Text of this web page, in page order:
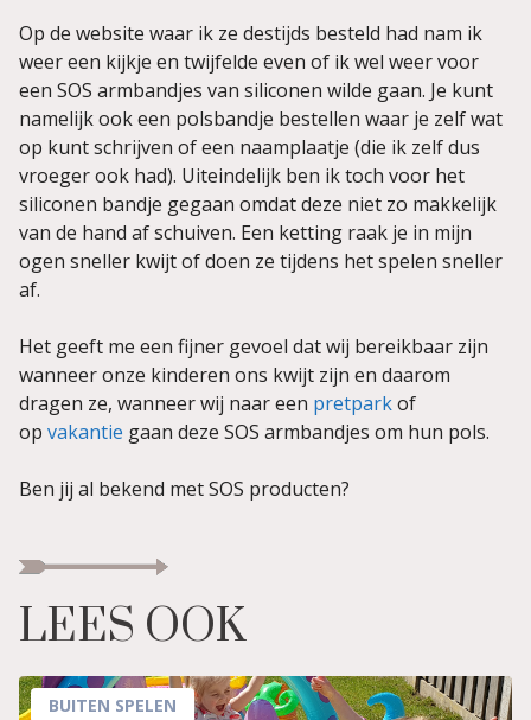
Op de website waar ik ze destijds besteld had nam ik
weer een kijkje en twijfelde even of ik wel weer voor
een SOS armbandjes van siliconen wilde gaan. Je kunt
namelijk ook een polsbandje bestellen waar je zelf wat
op kunt schrijven of een naamplaatje (die ik zelf dus
vroeger ook had). Uiteindelijk ben ik toch voor het
siliconen bandje gegaan omdat deze niet zo makkelijk
van de hand af schuiven. Een ketting raak je in mijn
ogen sneller kwijt of doen ze tijdens het spelen sneller
af.
Het geeft me een fijner gevoel dat wij bereikbaar zijn
wanneer onze kinderen ons kwijt zijn en daarom
dragen ze, wanneer wij naar een pretparkof
op vakantie gaan deze SOS armbandjes om hun pols.
Ben jij al bekend met SOS producten?
LEES OOK
BUITEN SPELEN